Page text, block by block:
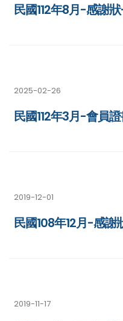
民國112年8月-感謝
2025-02-26
民國112年3月-會員
2019-12-01
民國108年12月-感
2019-11-17